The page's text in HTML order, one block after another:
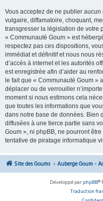
Vous acceptez de ne publier
vulgaire, diffamatoire, choquant,
transgresser la législation de votre
« Communauté Goum » est
respectez pas ces dispositions,
immédiat et définitif et nous nous
d’accès à internet et les autorités
est enregistrée afin d’aider au
le fait que « Communauté Goum »
déplacer ou de verrouiller
moment si nous estimons cela
que toutes les informations que
dans notre base de données. Bien
diffusées à une tierce partie sans
Goum », ni phpBB, ne pourront
tentative de piratage informatique
Site des Goums Auberge Goum -
Développé par phpBB®
Traduction